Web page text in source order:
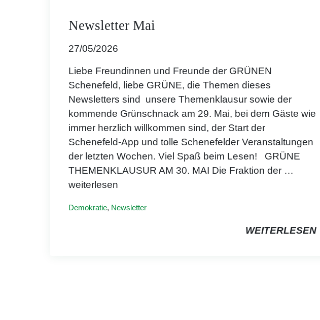
Newsletter Mai
27/05/2026
Liebe Freundinnen und Freunde der GRÜNEN
Schenefeld, liebe GRÜNE, die Themen dieses
Newsletters sind unsere Themenklausur sowie der
kommende Grünschnack am 29. Mai, bei dem Gäste wie
immer herzlich willkommen sind, der Start der
Schenefeld-App und tolle Schenefelder Veranstaltungen
der letzten Wochen. Viel Spaß beim Lesen! GRÜNE
THEMENKLAUSUR AM 30. MAI Die Fraktion der …
weiterlesen
Demokratie, Newsletter
WEITERLESEN